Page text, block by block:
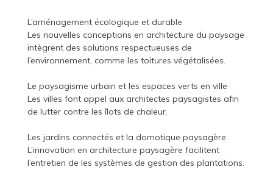
L’aménagement écologique et durable
Les nouvelles conceptions en architecture du paysage
intègrent des solutions respectueuses de
l’environnement, comme les toitures végétalisées.
Le paysagisme urbain et les espaces verts en ville
Les villes font appel aux architectes paysagistes afin
de lutter contre les îlots de chaleur.
Les jardins connectés et la domotique paysagère
L’innovation en architecture paysagère facilitent
l’entretien de les systèmes de gestion des plantations.